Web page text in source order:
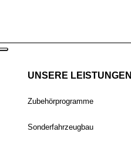
UNSERE LEISTUNGEN
Zubehörprogramme
Sonderfahrzeugbau